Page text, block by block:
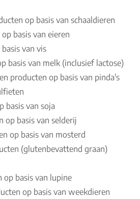
op basis van schaaldieren
basis van eieren
van vis
basis van melk (inclusief lactose)
producten op basis van pinda's
basis van soja
op basis van selderij
op basis van mosterd
(glutenbevattend graan)
op basis van lupine
op basis van weekdieren